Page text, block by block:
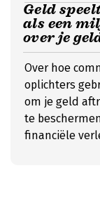
Geld
als een
over je
Over hoe
oplichters
om je geld
te
financiële